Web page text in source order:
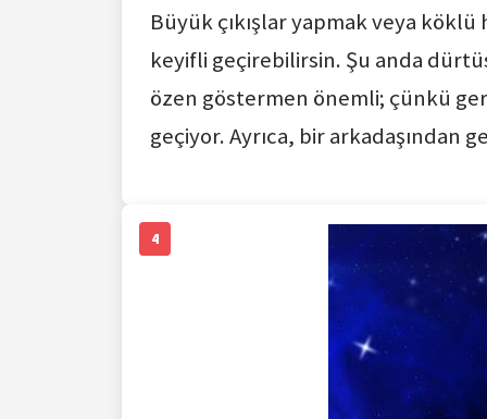
Büyük çıkışlar yapmak veya
keyifli geçirebilirsin. Şu anda
özen göstermen önemli; çünkü
geçiyor. Ayrıca, bir arkadaşından
4